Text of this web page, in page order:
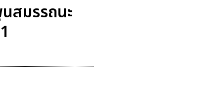
สมรรถนะ